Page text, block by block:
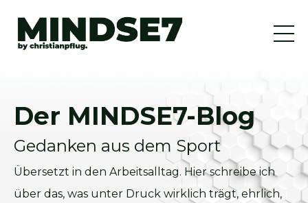
Der MINDSE7-Blog
Gedanken aus dem Sport
Übersetzt in den Arbeitsalltag. Hier schreibe ich
über das, was unter Druck wirklich trägt, ehrlich,